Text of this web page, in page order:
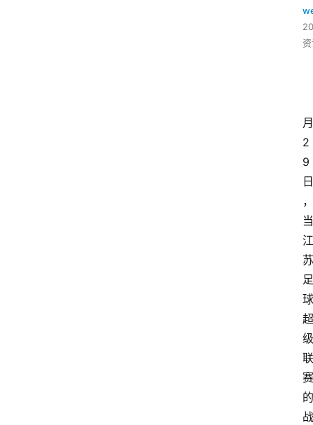
月
2
9
日
，
当
江
苏
足
球
超
级
联
赛
的
战